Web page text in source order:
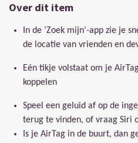
Over dit item
In de ‘Zoek mijn’-app zie je
de locatie van vrienden en
Eén tikje volstaat om je
koppelen
Speel een geluid af op de
terug te vinden, of vraag Siri
Is je AirTag in de buurt, dan